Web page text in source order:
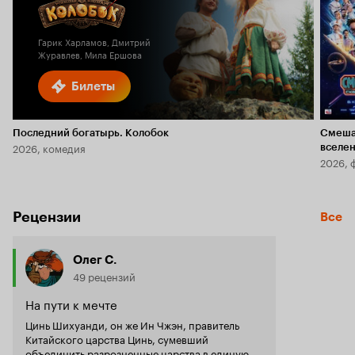
Билеты
Гарик Харламов, Дмитрий
Журавлев, Мила Ершова
Последний богатырь. Колобок
2026, комедия
6.1
2026,
Рецензии Все
Олег С.
49 рецензий
На пути к мечте
Цинь Шихуанди, он же Ин Чжэн, правитель
Китайского царства Цинь, сумевший